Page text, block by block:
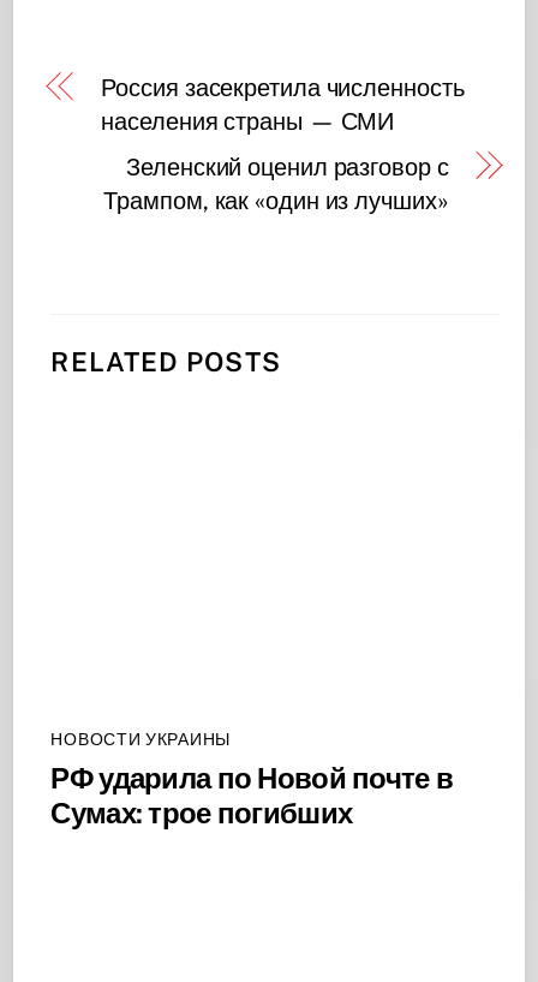
Россия засекретила численность
населения страны — СМИ
Зеленский оценил разговор с
Трампом, как «один из лучших»
RELATED POSTS
НОВОСТИ УКРАИНЫ
РФ ударила по Новой почте в
Сумах: трое погибших